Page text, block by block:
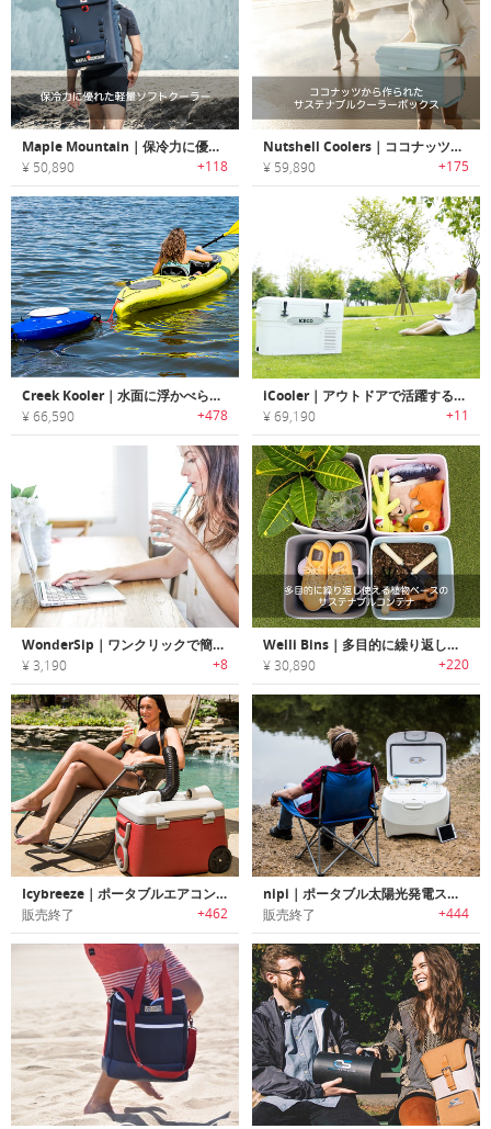
Maple Mountain｜保冷力に優れた軽量ソフトクーラー「メープルマウンテン」
¥ 50,890 +118
Nutshell Coolers｜ココナッツから作られたサステナブルクーラーボックス「ナットシェルクーラー」
¥ 59,890 +175
Creek Kooler｜水面に浮かべられる大容量断熱クーラー
¥ 66,590 +478
iCooler｜アウトドアで活躍するポータブル3 in 1 フリーザー「アイクーラー」
¥ 69,190 +11
WonderSip｜ワンクリックで簡単クリーニングできるエコストロー「ワンダーシップ」
¥ 3,190 +8
Welli Bins｜多目的に繰り返し使える植物ベースのサステナブルコンテナ「ウェルビンズ」
¥ 30,890 +220
Icybreeze｜ポータブルエアコンクーラー
販売終了 +462
nipi｜ポータブル太陽光発電スマートクーラー「ニピ」
販売終了 +444